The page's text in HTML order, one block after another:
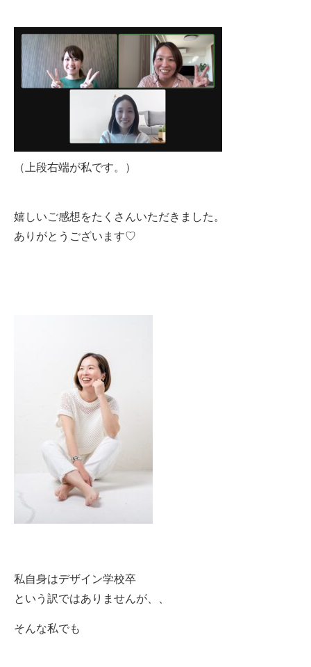
（上段右端が私です。）
嬉しいご感想をたくさんいただきました。
ありがとうございます♡
私自身はデザイン学校卒
という訳ではありませんが、、
そんな私でも